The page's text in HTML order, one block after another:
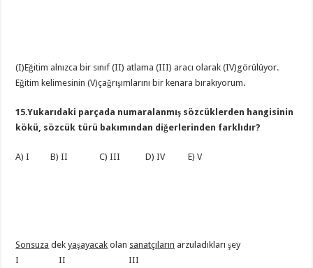
(I)Eğitim alnızca bir sınıf (II) atlama (III) aracı olarak (IV)görülüyor.
Eğitim kelimesinin (V)çağrışımlarını bir kenara bırakıyorum.
15.Yukarıdaki parçada numaralanmış sözcüklerden hangisinin
kökü, sözcük türü bakımından diğerlerinden farklıdır?
A) I B) II C) III D) IV E) V
Sonsuza dekyaşayacak olan sanatçıların arzuladıkları şey
I II III